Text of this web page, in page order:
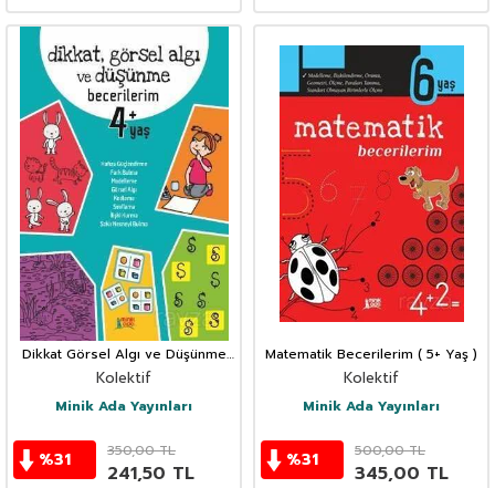
Dikkat Görsel Algı ve Düşünme
Becerileri (4+ Yaş)
Kolektif
Minik Ada Yayınları
%31 350,00TL
241,50 TL
Matematik Becerilerim ( 5+ Yaş )
Kolektif
Minik Ada Yayınları
%31 500,00TL
345,00 TL